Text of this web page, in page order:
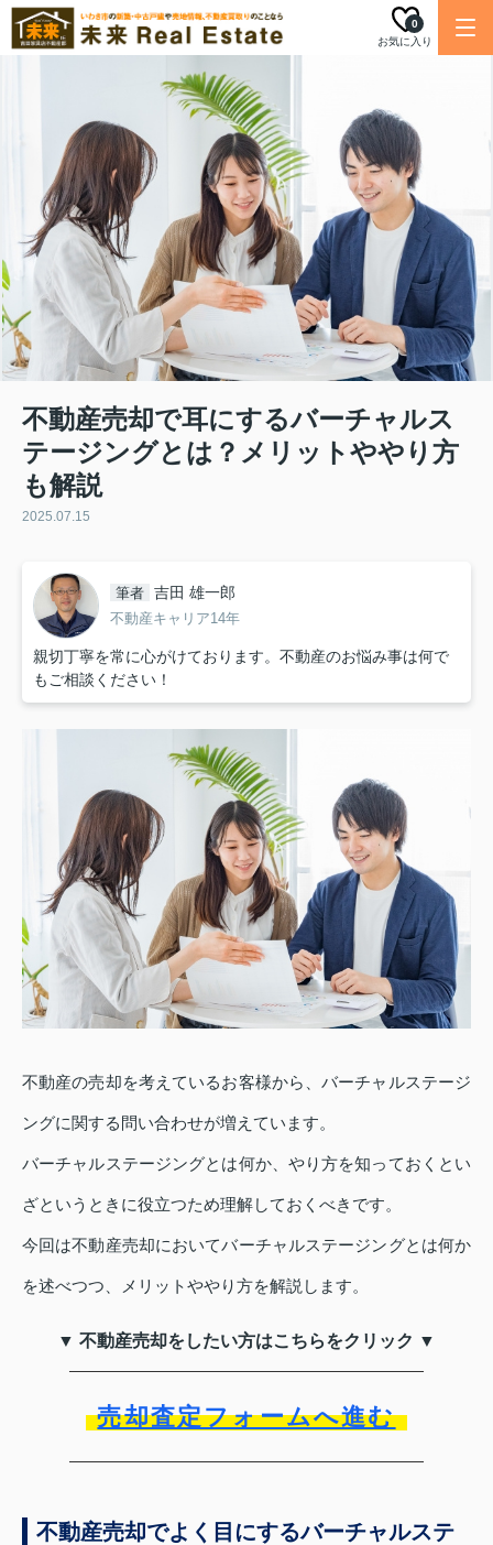
お気に入り
0
不動産売却で耳にするバーチャルス
テージングとは？メリットややり方
も解説
2025.07.15
筆者 吉田 雄一郎
不動産キャリア14年
親切丁寧を常に心がけております。不動産のお悩み事は何で
もご相談ください！
不動産の売却を考えているお客様から、バーチャルステージ
ングに関する問い合わせが増えています。
バーチャルステージングとは何か、やり方を知っておくとい
ざというときに役立つため理解しておくべきです。
今回は不動産売却においてバーチャルステージングとは何か
を述べつつ、メリットややり方を解説します。
▼ 不動産売却をしたい方はこちらをクリック ▼
売却査定フォームへ進む
不動産売却でよく目にするバーチャルステ